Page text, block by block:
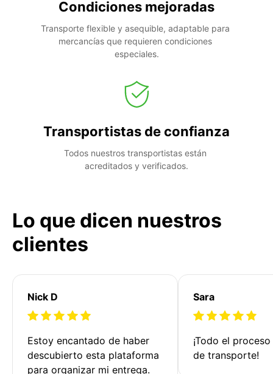
Condiciones mejoradas
Transporte flexible y asequible, adaptable para
mercancías que requieren condiciones
especiales.
Transportistas de confianza
Todos nuestros transportistas están
acreditados y verificados.
Lo que dicen nuestros
clientes
Nick D
Estoy encantado de haber
descubierto esta plataforma
para organizar mi entrega.
Sara
¡Todo el
de transporte!